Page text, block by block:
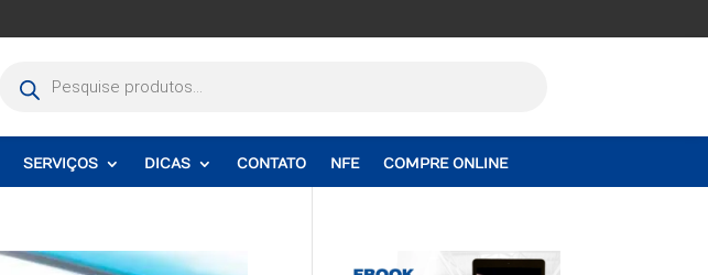
produtos
SERVIÇOS DICAS CONTATO NFE COMPRE ONLINE